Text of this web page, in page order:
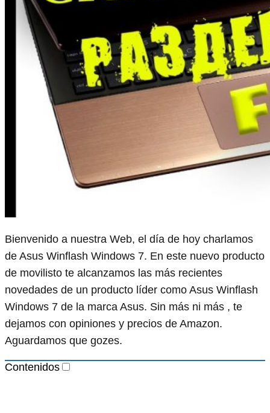
Bienvenido a nuestra Web, el día de hoy charlamos
de Asus Winflash Windows 7. En este nuevo producto
de movilisto te alcanzamos las más recientes
novedades de un producto líder como Asus Winflash
Windows 7 de la marca Asus. Sin más ni más , te
dejamos con opiniones y precios de Amazon.
Aguardamos que gozes.
Contenidos